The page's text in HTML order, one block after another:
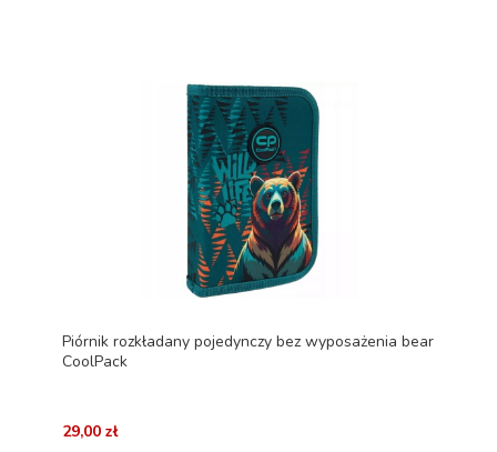
Piórnik rozkładany pojedynczy bez wyposażenia bear
CoolPack
29,00 zł